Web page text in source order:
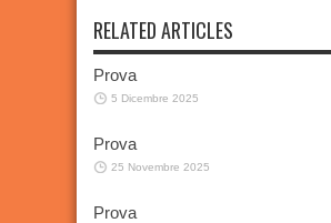
RELATED ARTICLES
Prova
5 Dicembre 2025
Prova
25 Novembre 2025
Prova